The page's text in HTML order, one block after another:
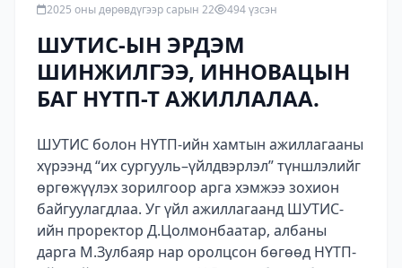
2025 оны дөрөвдүгээр сарын 22 494 үзсэн
ШУТИС-ЫН ЭРДЭМ
ШИНЖИЛГЭЭ, ИННОВАЦЫН
БАГ НҮТП-Т АЖИЛЛАЛАА.
ШУТИС болон НҮТП-ийн хамтын ажиллагааны
хүрээнд “их сургууль–үйлдвэрлэл” түншлэлийг
өргөжүүлэх зорилгоор арга хэмжээ зохион
байгуулагдлаа. Уг үйл ажиллагаанд ШУТИС-
ийн проректор Д.Цолмонбаатар, албаны
дарга М.Зулбаяр нар оролцсон бөгөөд НҮТП-